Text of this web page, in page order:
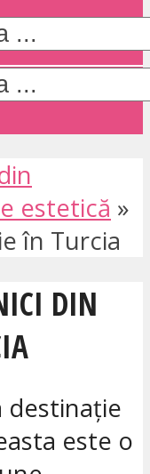
estetică »
în Turcia
DIN
destinație
este o